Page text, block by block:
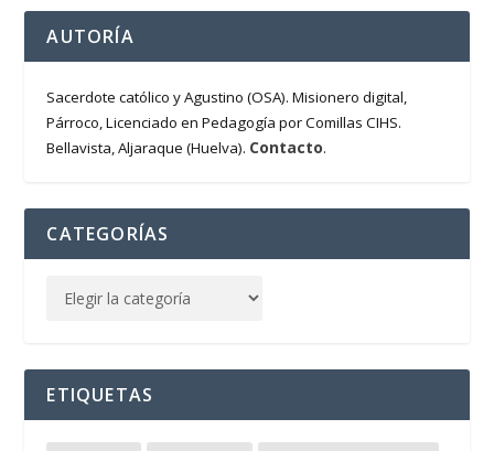
AUTORÍA
Sacerdote católico y Agustino (OSA). Misionero digital,
Párroco, Licenciado en Pedagogía por Comillas CIHS.
Bellavista, Aljaraque (Huelva). Contacto.
CATEGORÍAS
ETIQUETAS